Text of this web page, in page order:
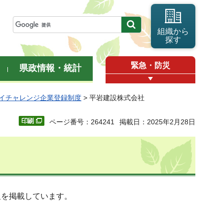
組織から
探す
県政情報・統計 緊急・防災
チャレンジ企業登録制度 > 平岩建設株式会社
ページ番号：264241 掲載日：2025年2月28日
掲載しています。